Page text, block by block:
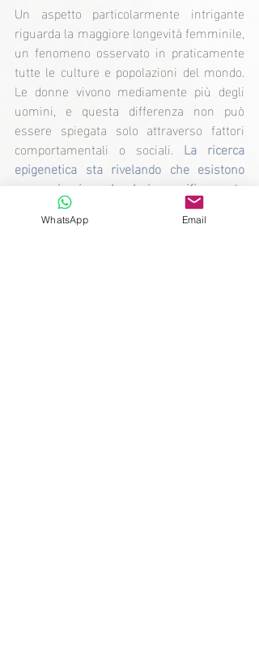
Un aspetto particolarmente intrigante
riguarda la maggiore longevità femminile,
un fenomeno osservato in praticamente
tutte le culture e popolazioni del mondo.
Le donne vivono mediamente più degli
uomini, e questa differenza non può
essere spiegata solo attraverso fattori
comportamentali o sociali. La ricerca
epigenetica sta rivelando che esistono
meccanismi molecolari specificamente
femminili che conferiscono una sorta di
"vantaggio biologico" nella lotta contro
WhatsApp Email